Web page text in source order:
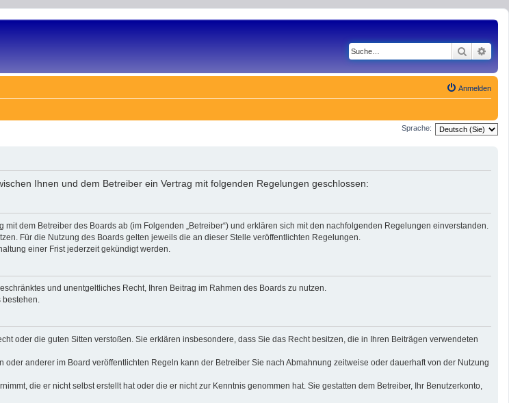
Suche
Anmelden
Sprache:
Ihnen und dem Betreiber ein Vertrag mit folgenden Regelungen geschlossen:
mit dem Betreiber des Boards ab (im Folgenden „Betreiber“) und erklären sich mit den nachfolgenden Regelungen einverstanden.
Für die Nutzung des Boards gelten jeweils die an dieser Stelle veröffentlichten Regelungen.
einer Frist jederzeit gekündigt werden.
und unentgeltliches Recht, Ihren Beitrag im Rahmen des Boards zu nutzen.
bestehen.
oder die guten Sitten verstoßen. Sie erklären insbesondere, dass Sie das Recht besitzen, die in Ihren Beiträgen verwendeten
anderer im Board veröffentlichten Regeln kann der Betreiber Sie nach Abmahnung zeitweise oder dauerhaft von der Nutzung
die er nicht selbst erstellt hat oder die er nicht zur Kenntnis genommen hat. Sie gestatten dem Betreiber, Ihr Benutzerkonto,